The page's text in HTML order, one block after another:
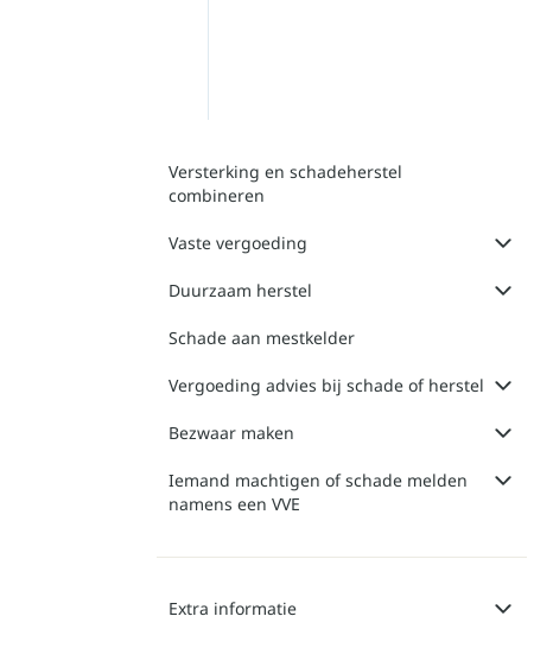
Versterking en schadeherstel
combineren
Vaste vergoeding
Duurzaam herstel
Schade aan mestkelder
Vergoeding advies bij schade of herstel
Bezwaar maken
Iemand machtigen of schade melden
namens een VVE
Extra informatie